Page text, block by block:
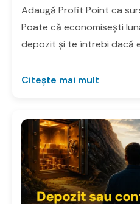
Adaugă Profit Point ca
Poate că economisești
depozit și te întrebi dacă
Citește mai mult